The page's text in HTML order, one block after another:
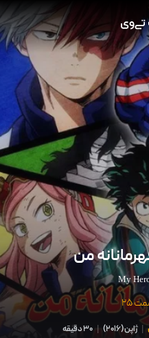
من
My
| ژاپن(
2016
)
|